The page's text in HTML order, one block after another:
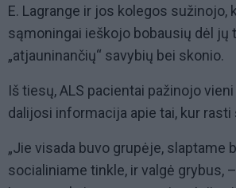
E. Lagrange ir jos kolegos sužinojo,
sąmoningai ieškojo bobausių dėl jų
„atjauninančių“ savybių bei skonio.
Iš tiesų, ALS pacientai pažinojo
dalijosi informacija apie tai, kur rasti
„Jie visada buvo grupėje, slaptame
socialiniame tinkle, ir valgė grybus,